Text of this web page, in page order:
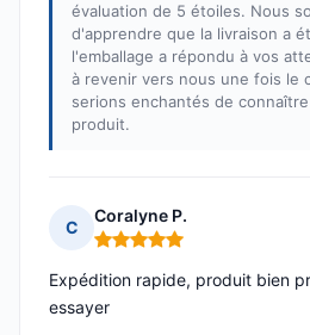
évaluation de 5 étoiles. Nous
d'apprendre que la livraison a
l'emballage a répondu à vos
à revenir vers nous une fois le
serions enchantés de
produit.
C
Coralyne P.
Note : 5 sur 5
Expédition rapide, produit bien
essayer